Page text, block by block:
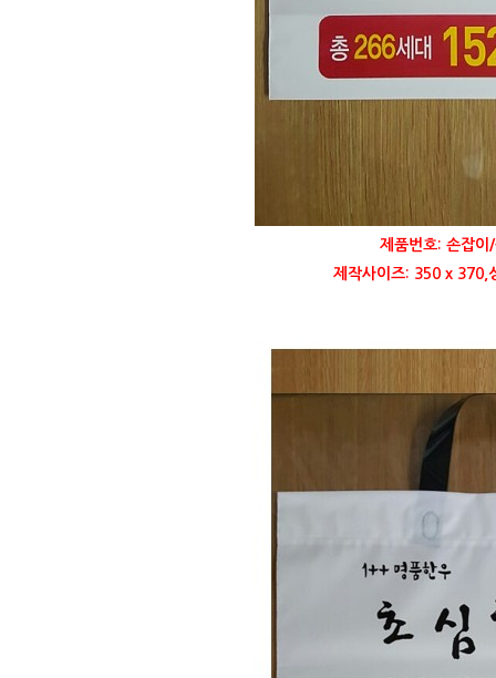
제품번호: 손잡이
제작사이즈: 350 x 370,